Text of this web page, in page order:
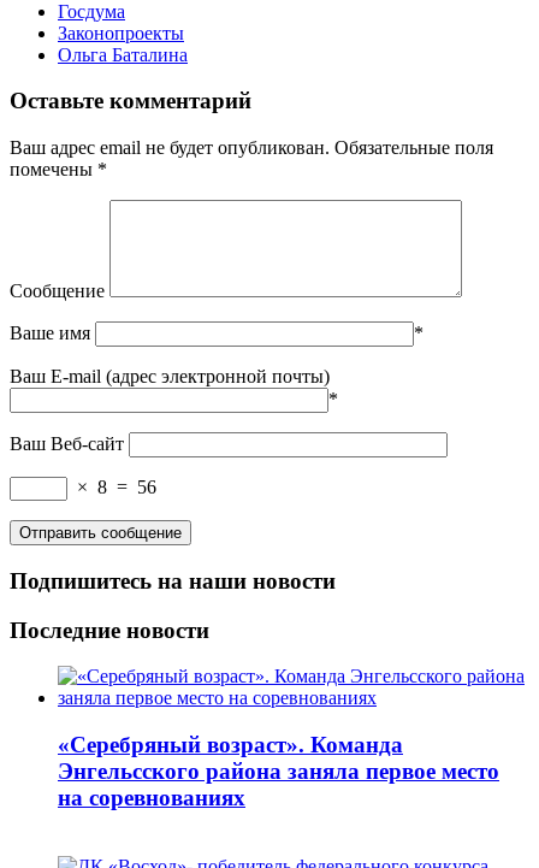
Госдума
Законопроекты
Ольга Баталина
Оставьте комментарий
Ваш адрес email не будет опубликован. Обязательные поля
помечены *
Сообщение
Ваше имя *
Ваш E-mail (адрес электронной почты)
*
Ваш Веб-сайт
× 8 = 56
Подпишитесь на наши новости
Последние новости
«Серебряный возраст». Команда
Энгельсского района заняла первое место
на соревнованиях